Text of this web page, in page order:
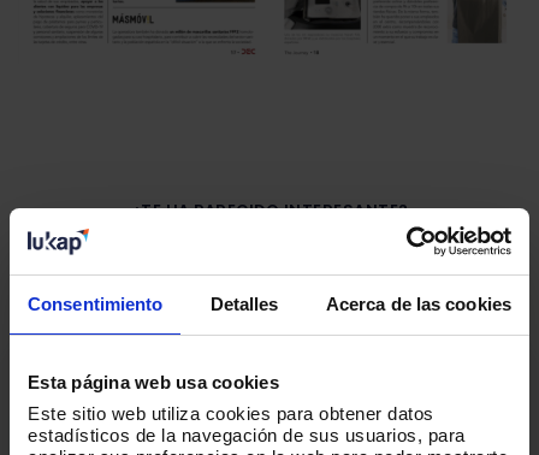
Consentimiento Detalles Acerca de las cookies
Esta página web usa cookies
Este sitio web utiliza cookies para obtener datos
estadísticos de la navegación de sus usuarios, para
¿TE HA PARECIDO INTERESANTE?
Suscríbete y recibe las mejores
historias escritas por nuestros
equipos.
Correo corporativo